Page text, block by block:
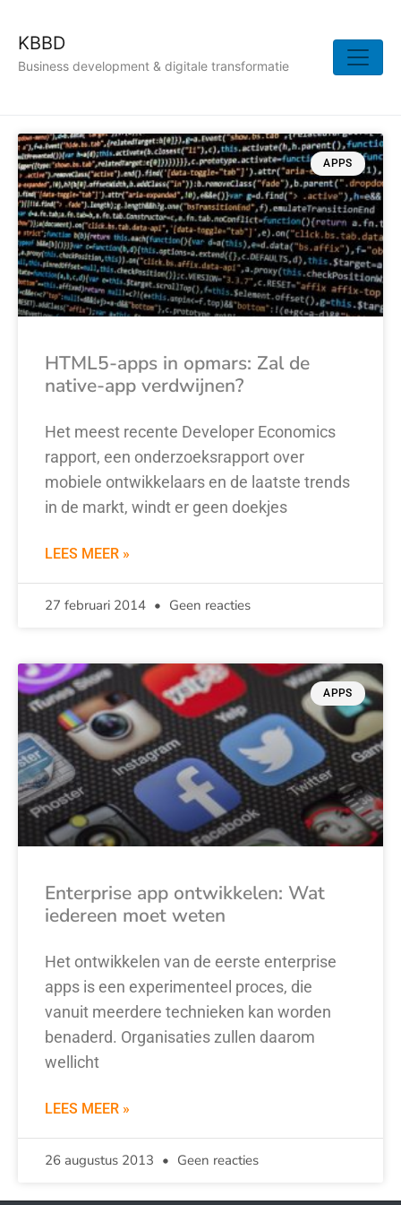
KBBD
Business development & digitale transformatie
APPS
HTML5-apps in opmars: Zal de
native-app verdwijnen?
Het meest recente Developer Economics
rapport, een onderzoeksrapport over
mobiele ontwikkelaars en de laatste trends
in de markt, windt er geen doekjes
LEES MEER »
27 februari 2014 Geen reacties
APPS
Enterprise app ontwikkelen: Wat
iedereen moet weten
Het ontwikkelen van de eerste enterprise
apps is een experimenteel proces, die
vanuit meerdere technieken kan worden
benaderd. Organisaties zullen daarom
wellicht
LEES MEER »
26 augustus 2013 Geen reacties